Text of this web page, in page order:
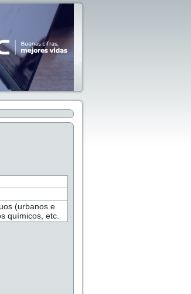
(urbanos e
químicos, etc.